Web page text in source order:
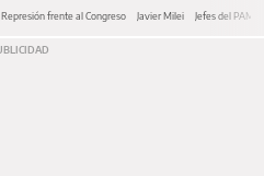
Represión frente al Congreso Javier Milei Jefes del PAMI